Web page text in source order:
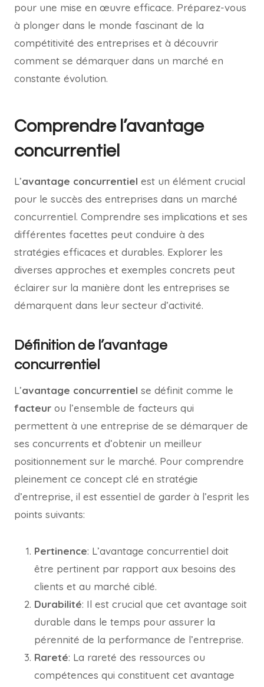
pour une mise en œuvre efficace. Préparez-vous
à plonger dans le monde fascinant de la
compétitivité des entreprises et à découvrir
comment se démarquer dans un marché en
constante évolution.
Comprendre l’avantage
concurrentiel
L’avantage concurrentiel est un élément crucial
pour le succès des entreprises dans un marché
concurrentiel. Comprendre ses implications et ses
différentes facettes peut conduire à des
stratégies efficaces et durables. Explorer les
diverses approches et exemples concrets peut
éclairer sur la manière dont les entreprises se
démarquent dans leur secteur d’activité.
Définition de l’avantage
concurrentiel
L’avantage concurrentiel se définit comme le
facteur ou l’ensemble de facteurs qui
permettent à une entreprise de se démarquer de
ses concurrents et d’obtenir un meilleur
positionnement sur le marché. Pour comprendre
pleinement ce concept clé en stratégie
d’entreprise, il est essentiel de garder à l’esprit les
points suivants:
Pertinence: L’avantage concurrentiel doit
être pertinent par rapport aux besoins des
clients et au marché ciblé.
Durabilité: Il est crucial que cet avantage soit
durable dans le temps pour assurer la
pérennité de la performance de l’entreprise.
Rareté: La rareté des ressources ou
compétences qui constituent cet avantage